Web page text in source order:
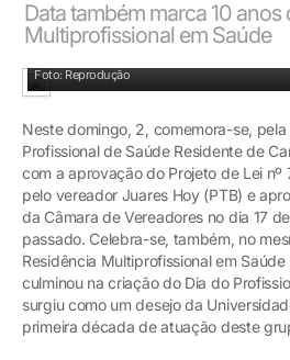
Data também marca 10 anos
Multiprofissional em Saúde
Foto: Reprodução
Neste domingo, 2, comemora-se,
Profissional de Saúde Residente de
com a aprovação do Projeto de Lei
pelo vereador Juares Hoy (PTB) e
da Câmara de Vereadores no dia 17
passado. Celebra-se, também, no
Residência Multiprofissional em
culminou na criação do Dia do
surgiu como um desejo da
primeira década de atuação deste